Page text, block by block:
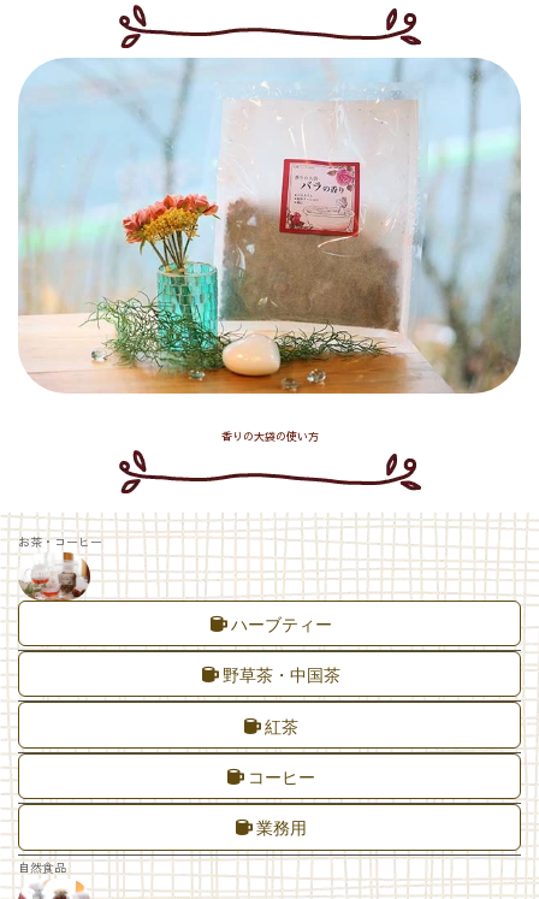
香りの大袋の使い方
お茶・コーヒー
ハーブティー
野草茶・中国茶
紅茶
コーヒー
業務用
自然食品